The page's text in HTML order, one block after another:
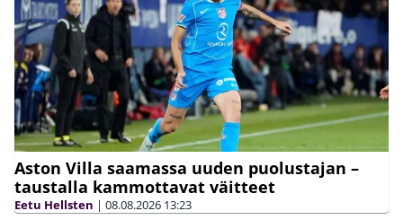
Aston Villa saamassa uuden puolustajan –
taustalla kammottavat väitteet
Eetu Hellsten | 08.08.2026 13:23